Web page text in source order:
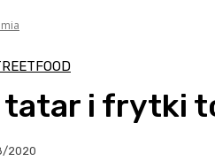
tatar i frytki
2020